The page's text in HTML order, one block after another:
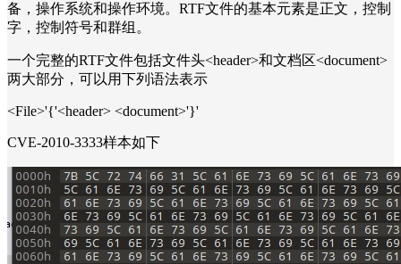
备，操作系统和操作环境。RTF文件的基本元素是正文，控制
字，控制符号和群组。
一个完整的RTF文件包括文件头<header>和文档区<document>
两大部分，可以用下列语法表示
<File>'{'<header> <document>'}'
CVE-2010-3333样本如下